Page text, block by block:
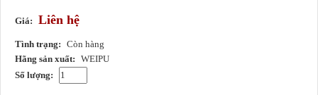
Giá: Liên hệ
Tình trạng:
Còn hàng
Hãng sản xuất:
WEIPU
Số lượng: